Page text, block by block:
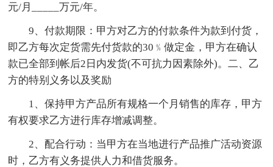
元/月_____万元/年。
9、付款期限：甲方对乙方的付款条件为款到付货，
即乙方每次定货需先付货款的30﹪做定金，甲方在确认
款已全部到帐后2日内发货(不可抗力因素除外)。二、乙
方的特别义务以及奖励
1、保持甲方产品所有规格一个月销售的库存，甲方
有权要求乙方进行库存增减调整。
2、配合行动：当甲方在当地进行产品推广活动资源
时，乙方有义务提供人力和借货服务。